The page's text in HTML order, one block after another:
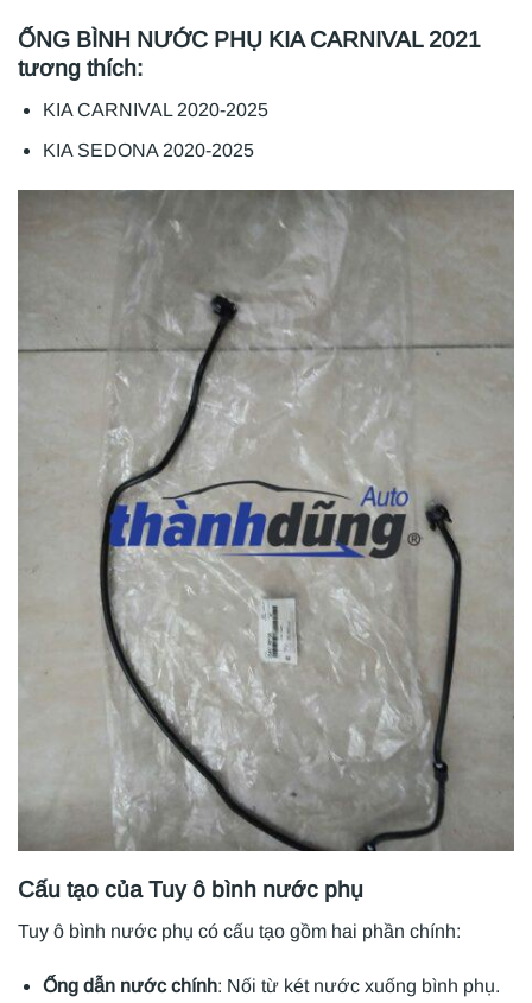
ỐNG BÌNH NƯỚC PHỤ KIA CARNIVAL 2021
tương thích:
KIA CARNIVAL 2020-2025
KIA SEDONA 2020-2025
Cấu tạo của Tuy ô bình nước phụ
Tuy ô bình nước phụ có cấu tạo gồm hai phần chính:
Ống dẫn nước chính: Nối từ két nước xuống bình phụ.